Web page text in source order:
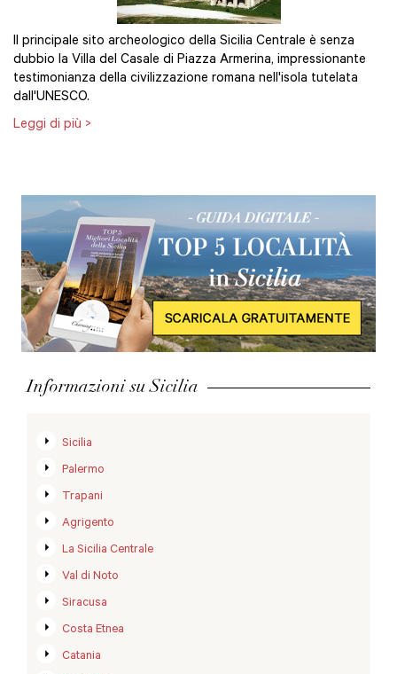
Il principale sito archeologico della Sicilia Centrale è senza
dubbio la Villa del Casale di Piazza Armerina, impressionante
testimonianza della civilizzazione romana nell'isola tutelata
dall'UNESCO.
Leggi di più >
Informazioni su Sicilia
Sicilia
Palermo
Trapani
Agrigento
La Sicilia Centrale
Val di Noto
Siracusa
Costa Etnea
Catania